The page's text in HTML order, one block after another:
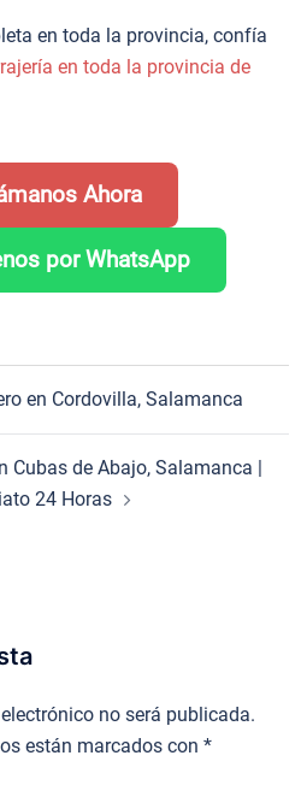
en toda la provincia, confía
en toda la provincia de
Ahora
por WhatsApp
en Cordovilla, Salamanca
Cubas de Abajo, Salamanca |
24 Horas
no será publicada.
están marcados con *